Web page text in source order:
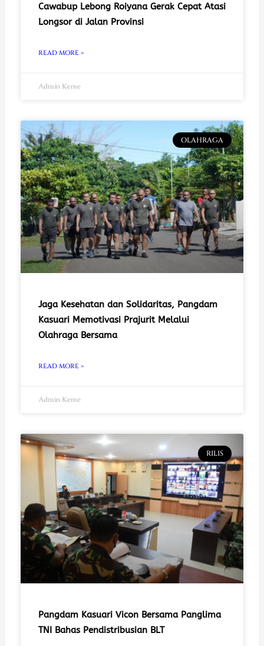
Cawabup Lebong Roiyana Gerak Cepat Atasi
Longsor di Jalan Provinsi
READ MORE »
Admin Keme
OLAHRAGA
Jaga Kesehatan dan Solidaritas, Pangdam
Kasuari Memotivasi Prajurit Melalui
Olahraga Bersama
READ MORE »
Admin Keme
RILIS
Pangdam Kasuari Vicon Bersama Panglima
TNI Bahas Pendistribusian BLT